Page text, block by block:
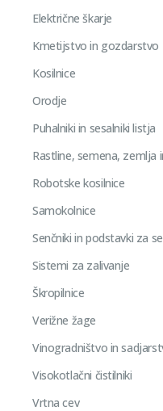
Električne škarje
Kmetijstvo in gozdarstvo
Kosilnice
Orodje
Puhalniki in sesalniki listja
Rastline, semena, zemlja
Robotske kosilnice
Samokolnice
Senčniki in podstavki za
Sistemi za zalivanje
Škropilnice
Verižne žage
Vinogradništvo in
Visokotlačni čistilniki
Vrtna cev